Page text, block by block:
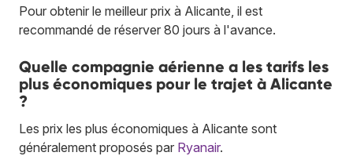
Pour obtenir le meilleur prix à Alicante, il est
recommandé de réserver 80 jours à l'avance.
Quelle compagnie aérienne a les tarifs les
plus économiques pour le trajet à Alicante
?
Les prix les plus économiques à Alicante sont
généralement proposés par Ryanair.